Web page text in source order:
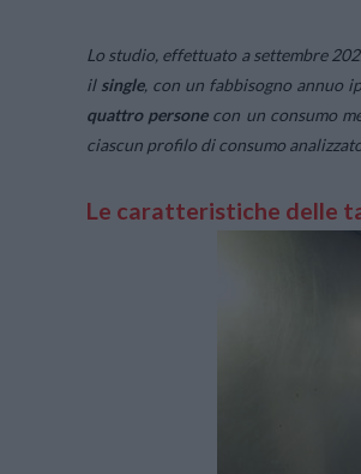
Lo studio, effettuato a settembre
il single, con un fabbisogno annuo
quattro personecon un consumo
ciascun profilo di consumo
Le caratteristiche delle